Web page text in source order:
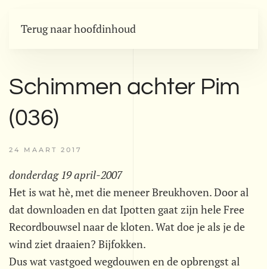
Terug naar hoofdinhoud
Schimmen achter Pim
(036)
24 MAART 2017
donderdag 19 april-2007
Het is wat hè, met die meneer Breukhoven. Door al
dat downloaden en dat Ipotten gaat zijn hele Free
Recordbouwsel naar de kloten. Wat doe je als je de
wind ziet draaien? Bijfokken.
Dus wat vastgoed wegdouwen en de opbrengst al